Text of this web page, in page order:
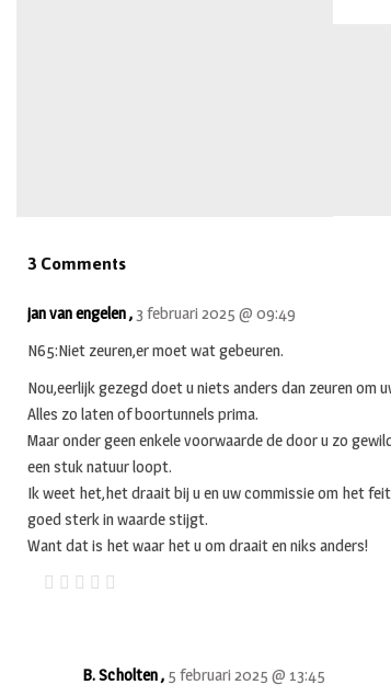
3 Comments
jan van engelen , 3 februari 2025 @ 09:49
N65:Niet zeuren,er moet wat gebeuren.
Nou,eerlijk gezegd doet u niets anders dan zeuren om
Alles zo laten of boortunnels prima.
Maar onder geen enkele voorwaarde de door u zo
een stuk natuur loopt.
Ik weet het,het draait bij u en uw commissie om het
goed sterk in waarde stijgt.
Want dat is het waar het u om draait en niks anders!
B. Scholten , 5 februari 2025 @ 13:45